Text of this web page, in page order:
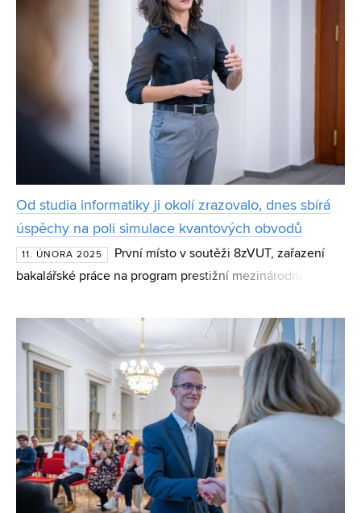
Od studia informatiky ji okolí zrazovalo, dnes sbírá
úspěchy na poli simulace kvantových obvodů
11. ÚNORA 2025
První místo v soutěži 8zVUT, zařazení
bakalářské práce na program prestižní mezinárodní
které slaví Sára Jobranová, studentka magisterského prog